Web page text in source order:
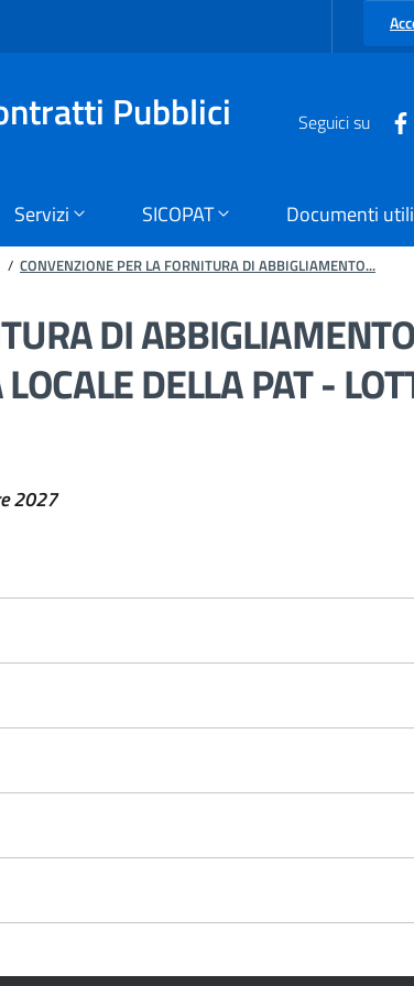
Pubblici Seguici su
Servizi SICOPAT Documenti utili
/ CONVENZIONE PER LA FORNITURA DI ABBIGLIAMENTO...
DI
DELLA PAT -
2027